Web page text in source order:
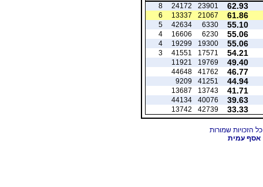
62.93
23901
24172
8
61.86
21067
13337
6
55.10
6330
42634
5
55.06
6230
16606
4
55.06
19300
19299
4
54.21
17571
41551
3
49.40
19769
11921
46.77
41762
44648
44.94
41251
9209
41.71
13743
13687
39.63
40076
44134
33.33
42739
13742
אסף עמית